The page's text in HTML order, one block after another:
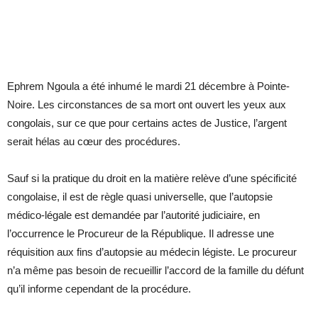
Ephrem Ngoula a été inhumé le mardi 21 décembre à Pointe-
Noire. Les circonstances de sa mort ont ouvert les yeux aux
congolais, sur ce que pour certains actes de Justice, l’argent
serait hélas au cœur des procédures.
Sauf si la pratique du droit en la matière relève d’une spécificité
congolaise, il est de règle quasi universelle, que l’autopsie
médico-légale est demandée par l’autorité judiciaire, en
l’occurrence le Procureur de la République. Il adresse une
réquisition aux fins d’autopsie au médecin légiste. Le procureur
n’a même pas besoin de recueillir l’accord de la famille du défunt
qu’il informe cependant de la procédure.